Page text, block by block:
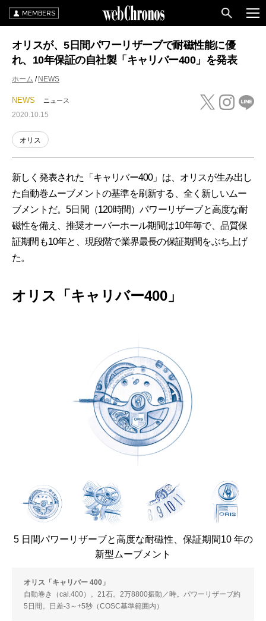
MEMBERS
オリスが、5日間パワーリザーブで耐磁性能に優
れ、10年保証の自社製「キャリバー400」を発表
ホーム NEWS
NEWS ニュース
2020.10.15
オリス
新しく発表された「キャリバー400」は、オリスが生み出し
た自動巻ムーブメントの基準を刷新する、全く新しいムー
ブメントだ。5日間（120時間）パワーリザーブと高度な耐
磁性を備え、推奨オーバーホール期間は10年毎で、品質保
証期間も10年と、現段階で業界最長の保証期間をぶち上げ
た。
オリス「キャリバー400」
5 日間パワーリザーブと高度な耐磁性、保証期間10 年の
新型ムーブメント
オリス「キャリバー 400」
自動巻き（cal.400）。21石。2万8800振動／時。パワーリザーブ約
5日間。日差-3～+5秒（COSC基準範囲内）